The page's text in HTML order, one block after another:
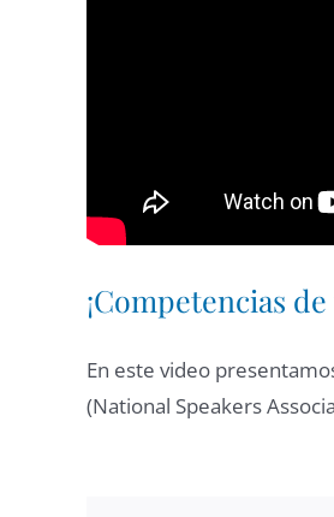
¡Competencias
En este video
(National Speakers